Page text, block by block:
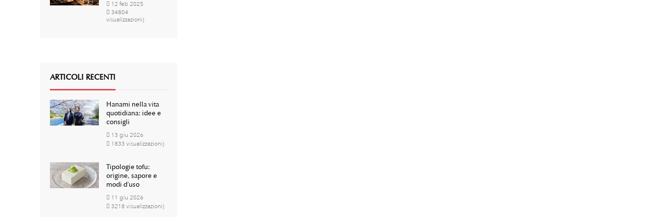
12 feb 2025
34804
visualizzazioni)
ARTICOLI RECENTI
Hanami nella vita
quotidiana: idee e
consigli
13 giu 2026
1833 visualizzazioni)
Tipologie tofu:
origine, sapore e
modi d’uso
11 giu 2026
3218 visualizzazioni)